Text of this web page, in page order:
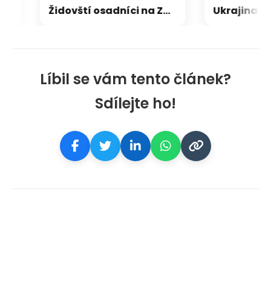
Líbil se vám tento článek?
Sdílejte ho!
Židovští osadníci na Západním břehu napadají Palestince a kritizují i vlastní armádu